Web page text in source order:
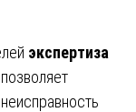
экспертиза
позволяет